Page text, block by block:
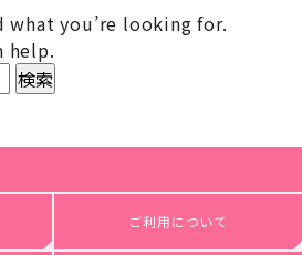
what you’re looking for.
help.
ご利用について